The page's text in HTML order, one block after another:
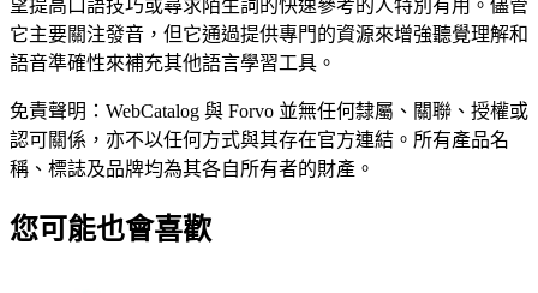
望提高口語技巧或尋求陌生詞的快速參考的人特別有用。儘管
它主要關注發音，但它通過提供專門的資源來增強聽覺理解和
語音準確性來補充其他語言學習工具。
免責聲明：WebCatalog 與 Forvo 並無任何隸屬、關聯、授權或
認可關係，亦不以任何方式與其存在官方連結。所有產品名
稱、標誌及品牌均為其各自所有者的財產。
您可能也會喜歡